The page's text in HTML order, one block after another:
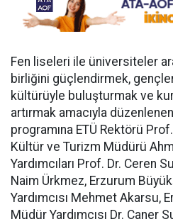
Fen liseleri ile üniversiteler
birliğini güçlendirmek,
kültürüyle buluşturmak ve
artırmak amacıyla
programına ETÜ Rektörü
Kültür ve Turizm Müdürü
Yardımcıları Prof. Dr. Ceren
Naim Ürkmez, Erzurum
Yardımcısı Mehmet Akarsu,
Müdür Yardımcısı Dr. Caner